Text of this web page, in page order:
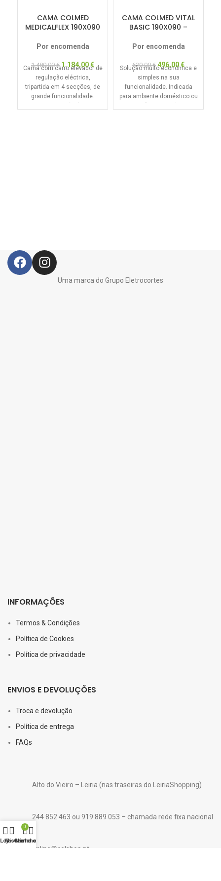
CAMA COLMED
MEDICALFLEX 190X090
Por encomenda
1.480,00€ 1.184,00€
Cama com carro elevador de
regulação eléctrica,
tripartida em 4 secções, de
grande funcionalidade.
CAMA COLMED VITAL
BASIC 190X090 –
Por encomenda
620,00€ 496,00€
Solução muito económica e
simples na sua
funcionalidade. Indicada
para ambiente doméstico ou
Uma marca do Grupo Eletrocortes
INFORMAÇÕES
Termos & Condições
Política de Cookies
Política de privacidade
ENVIOS E DEVOLUÇÕES
Troca e devolução
Política de entrega
FAQs
Alto do Vieiro – Leiria (nas traseiras do LeiriaShopping)
244 852 463 ou 919 889 053 – chamada rede fixa nacional
online@colshop.pt
Loja
Wishlist
0
Carrinho
Minha conta